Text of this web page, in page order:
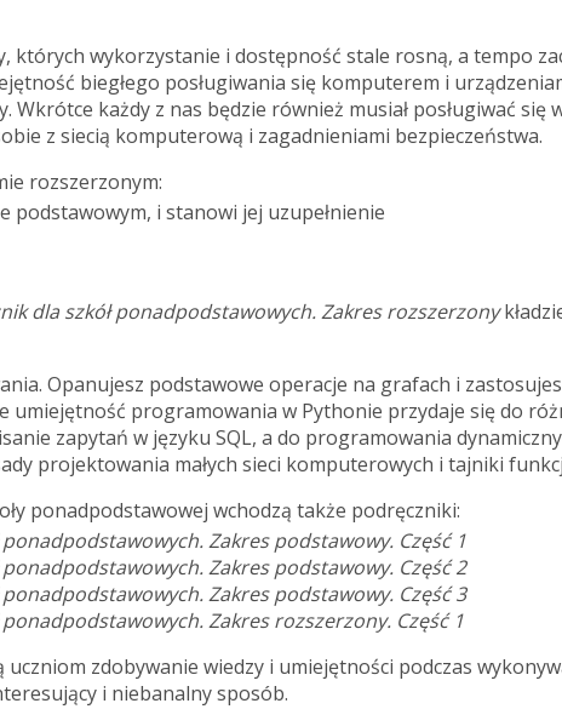
których wykorzystanie i dostępność stale rosną, a tempo
biegłego posługiwania się komputerem i
każdy z nas będzie również musiał posługiwać
z siecią komputerową i zagadnieniami bezpieczeństwa.
rozszerzonym:
podstawowym, i stanowi jej uzupełnienie
dla szkół ponadpodstawowych. Zakres rozszerzony
Opanujesz podstawowe operacje na grafach i
umiejętność programowania w Pythonie przydaje się do
zapytań w języku SQL, a do programowania
projektowania małych sieci komputerowych i tajniki
ponadpodstawowej wchodzą także podręczniki:
Zakres podstawowy. Część 1
Zakres podstawowy. Część 2
Zakres podstawowy. Część 3
Zakres rozszerzony. Część 1
uczniom zdobywanie wiedzy i umiejętności podczas
i niebanalny sposób.